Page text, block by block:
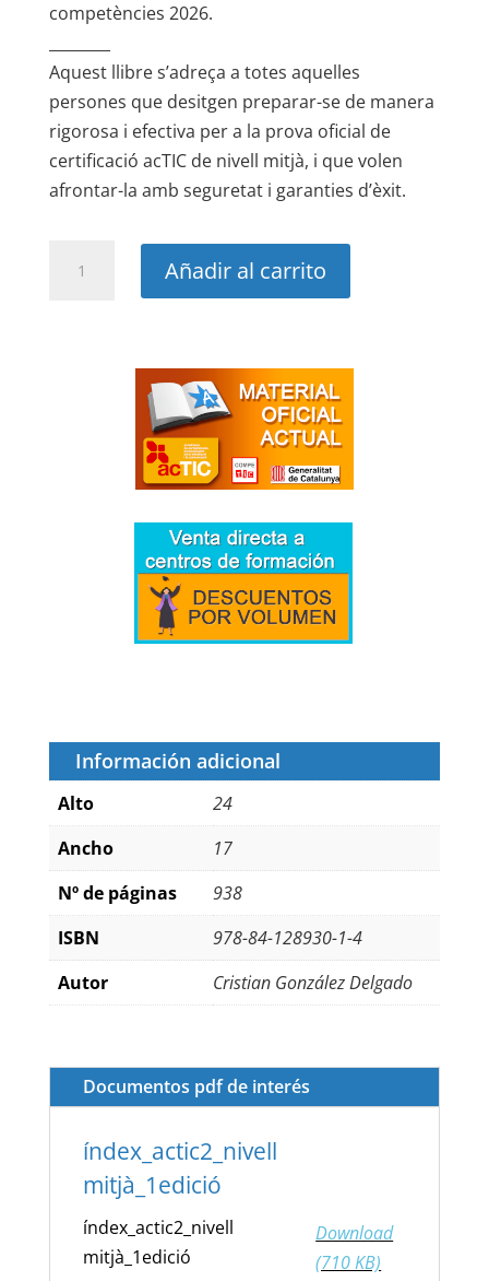
competències 2026.
Aquest llibre s’adreça a totes aquelles
persones que desitgen preparar-se de manera
rigorosa i efectiva per a la prova oficial de
certificació acTIC de nivell mitjà, i que volen
afrontar-la amb seguretat i garanties d’èxit.
Añadir al carrito
Información adicional
Alto
24
Ancho
17
Nº de páginas
938
ISBN
978-84-128930-1-4
Autor
Cristian González Delgado
Documentos pdf de interés
índex_actic2_nivell
mitjà_1edició
Download
(710 KB)
índex_actic2_nivell
mitjà_1edició